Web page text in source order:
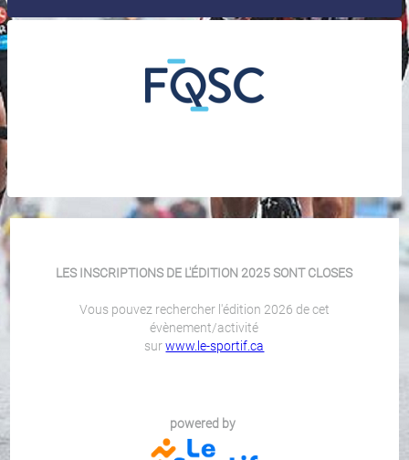
LES INSCRIPTIONS DE L'ÉDITION 2025 SONT CLOSES
Vous pouvez rechercher l'édition 2026 de cet
évènement/activité
surwww.le-sportif.ca
powered by